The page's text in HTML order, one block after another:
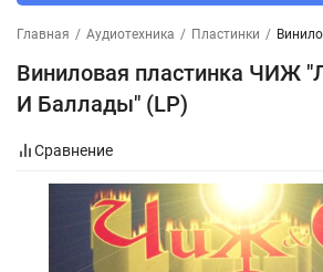
Главная / Аудиотехника / Пластинки /
Виниловая пластинка ЧИЖ
И Баллады" (LP)
Сравнение